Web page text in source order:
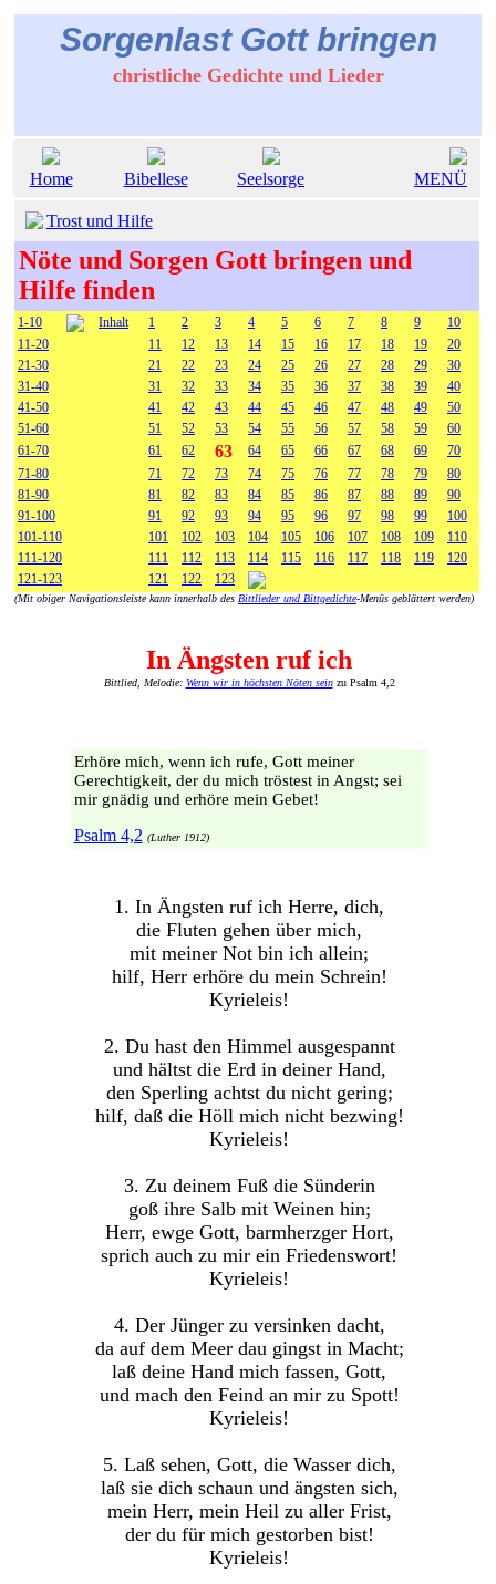
Sorgenlast Gott bringen
christliche Gedichte und Lieder
Home Bibellese Seelsorge MENÜ
Trost und Hilfe
Nöte und Sorgen Gott bringen und
Hilfe finden
1-10 Inhalt 1 2 3 4 5 6 7 8 9
10
11-20
11 12 13 14 15 16 17 18 19
20
21-30
21 22 23 24 25 26 27 28 29
30
31-40
31 32 33 34 35 36 37 38 39
40
41-50
41 42 43 44 45 46 47 48 49
50
51-60
51 52 53 54 55 56 57 58 59
60
61-70
61 62 63 64 65 66 67 68 69
70
71-80
71 72 73 74 75 76 77 78 79
80
81-90
81 82 83 84 85 86 87 88 89
90
91-100
91 92 93 94 95 96 97 98 99
100
101-110
101 102 103 104 105 106 107 108 109
110
111-120
111 112 113 114 115 116 117 118 119
120
121-123
121 122 123
(Mit obiger Navigationsleiste kann innerhalb des Bittlieder und Bittgedichte-Menüs geblättert werden)
In Ängsten ruf ich
Bittlied, Melodie: Wenn wir in höchsten Nöten seinzu Psalm 4,2
Erhöre mich, wenn ich rufe, Gott meiner
Gerechtigkeit, der du mich tröstest in Angst; sei
mir gnädig und erhöre mein Gebet!
Psalm 4,2 (Luther 1912)
1. In Ängsten ruf ich Herre, dich,
die Fluten gehen über mich,
mit meiner Not bin ich allein;
hilf, Herr erhöre du mein Schrein!
Kyrieleis!
2. Du hast den Himmel ausgespannt
und hältst die Erd in deiner Hand,
den Sperling achtst du nicht gering;
hilf, daß die Höll mich nicht bezwing!
Kyrieleis!
3. Zu deinem Fuß die Sünderin
goß ihre Salb mit Weinen hin;
Herr, ewge Gott, barmherzger Hort,
sprich auch zu mir ein Friedenswort!
Kyrieleis!
4. Der Jünger zu versinken dacht,
da auf dem Meer dau gingst in Macht;
laß deine Hand mich fassen, Gott,
und mach den Feind an mir zu Spott!
Kyrieleis!
5. Laß sehen, Gott, die Wasser dich,
laß sie dich schaun und ängsten sich,
mein Herr, mein Heil zu aller Frist,
der du für mich gestorben bist!
Kyrieleis!